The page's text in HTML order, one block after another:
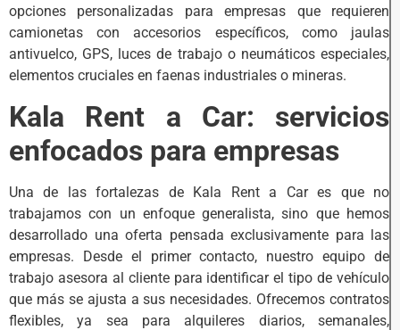
opciones personalizadas para empresas que requieren
camionetas con accesorios específicos, como jaulas
antivuelco, GPS, luces de trabajo o neumáticos especiales,
elementos cruciales en faenas industriales o mineras.
Kala Rent a Car: servicios
enfocados para empresas
Una de las fortalezas de Kala Rent a Car es que no
trabajamos con un enfoque generalista, sino que hemos
desarrollado una oferta pensada exclusivamente para las
empresas. Desde el primer contacto, nuestro equipo de
trabajo asesora al cliente para identificar el tipo de vehículo
que más se ajusta a sus necesidades. Ofrecemos contratos
flexibles, ya sea para alquileres diarios, semanales,